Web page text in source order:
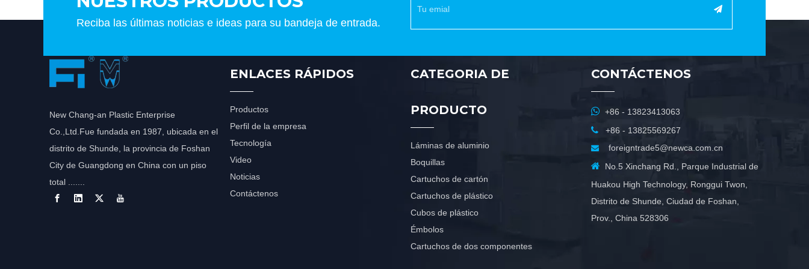
Reciba las últimas noticias e ideas para su bandeja de entrada.
New Chang-an Plastic Enterprise
Co.,Ltd.Fue fundada en 1987, ubicada en el
distrito de Shunde, la provincia de Foshan
City de Guangdong en China con un piso
total .......
ENLACES RÁPIDOS
Productos
Perfil de la empresa
Tecnología
Video
Noticias
Contáctenos
CATEGORIA DE
PRODUCTO
Láminas de aluminio
Boquillas
Cartuchos de cartón
Cartuchos de plástico
Cubos de plástico
Émbolos
Cartuchos de dos componentes
CONTÁCTENOS
 +86 - 13823413063
 +86 - 13825569267

foreigntrade5@newca.com.cn
 No.5 Xinchang Rd., Parque Industrial de
Huakou High Technology, Ronggui Twon,
Distrito de Shunde, Ciudad de Foshan,
Prov., China 528306